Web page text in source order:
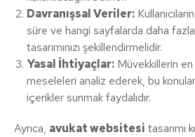
Davranışsal Veriler:
süre ve hangi sayfalarda daha fazla
tasarımınızı şekillendirmelidir.
Yasal İhtiyaçlar: Müvekkillerin en
meseleleri analiz ederek, bu
içerikler sunmak faydalıdır.
Ayrıca, avukat websitesi tasarımı